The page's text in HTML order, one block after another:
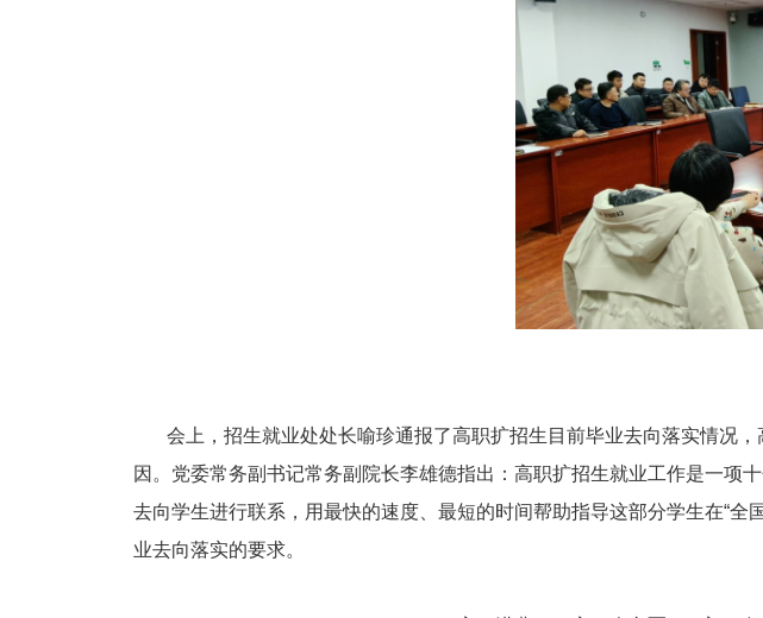
会上，招生就业处处长喻珍通报了高职扩招生目前毕业去向落实情况，
因。党委常务副书记常务副院长李雄德指出：高职扩招生就业工作是一项
去向学生进行联系，用最快的速度、最短的时间帮助指导这部分学生在“
业去向落实的要求。